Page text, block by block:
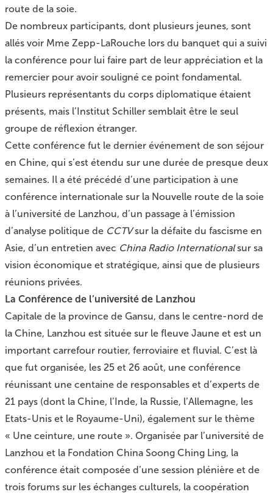
route de la soie.
De nombreux participants, dont plusieurs jeunes, sont
allés voir Mme Zepp-LaRouche lors du banquet qui a suivi
la conférence pour lui faire part de leur appréciation et la
remercier pour avoir souligné ce point fondamental.
Plusieurs représentants du corps diplomatique étaient
présents, mais l’Institut Schiller semblait être le seul
groupe de réflexion étranger.
Cette conférence fut le dernier événement de son séjour
en Chine, qui s’est étendu sur une durée de presque deux
semaines. Il a été précédé d’une participation à une
conférence internationale sur la Nouvelle route de la soie
à l’université de Lanzhou, d’un passage à l’émission
d’analyse politique de CCTVsur la défaite du fascisme en
Asie, d’un entretien avec China Radio Internationalsur sa
vision économique et stratégique, ainsi que de plusieurs
réunions privées.
La Conférence de l’université de Lanzhou
Capitale de la province de Gansu, dans le centre-nord de
la Chine, Lanzhou est située sur le fleuve Jaune et est un
important carrefour routier, ferroviaire et fluvial. C’est là
que fut organisée, les 25 et 26 août, une conférence
réunissant une centaine de responsables et d’experts de
21 pays (dont la Chine, l’Inde, la Russie, l’Allemagne, les
Etats-Unis et le Royaume-Uni), également sur le thème
« Une ceinture, une route ». Organisée par l’université de
Lanzhou et la Fondation China Soong Ching Ling, la
conférence était composée d’une session plénière et de
trois forums sur les échanges culturels, la coopération